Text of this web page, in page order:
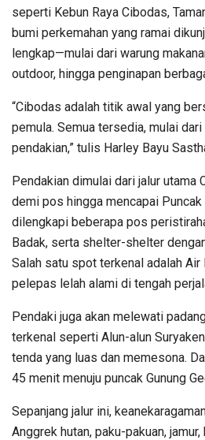
seperti Kebun Raya Cibodas,
bumi perkemahan yang ramai
lengkap—mulai dari warung
outdoor, hingga penginapan
“Cibodas adalah titik awal yang
pemula. Semua tersedia, mulai
pendakian,” tulis Harley Bayu
Pendakian dimulai dari jalur utama
demi pos hingga mencapai Puncak
dilengkapi beberapa pos
Badak, serta shelter-shelter
Salah satu spot terkenal adalah Air
pelepas lelah alami di tengah
Pendaki juga akan melewati
terkenal seperti Alun-alun
tenda yang luas dan memesona.
45 menit menuju puncak Gunung
Sepanjang jalur ini,
Anggrek hutan, paku-pakuan,